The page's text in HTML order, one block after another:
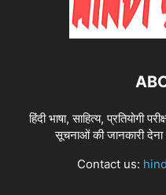
हिंदी भाषा, साहित्य, प्रतियोगी
सूचनाओं की जानकारी देना
Contact us: